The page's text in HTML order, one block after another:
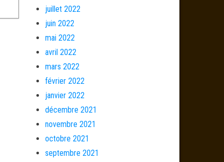
juillet 2022
juin 2022
mai 2022
avril 2022
mars 2022
février 2022
janvier 2022
décembre 2021
novembre 2021
octobre 2021
septembre 2021